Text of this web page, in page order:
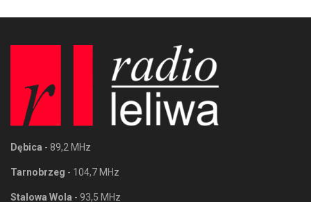
Dębica - 89,2 MHz
Tarnobrzeg - 104,7 MHz
Stalowa Wola - 93,5 MHz